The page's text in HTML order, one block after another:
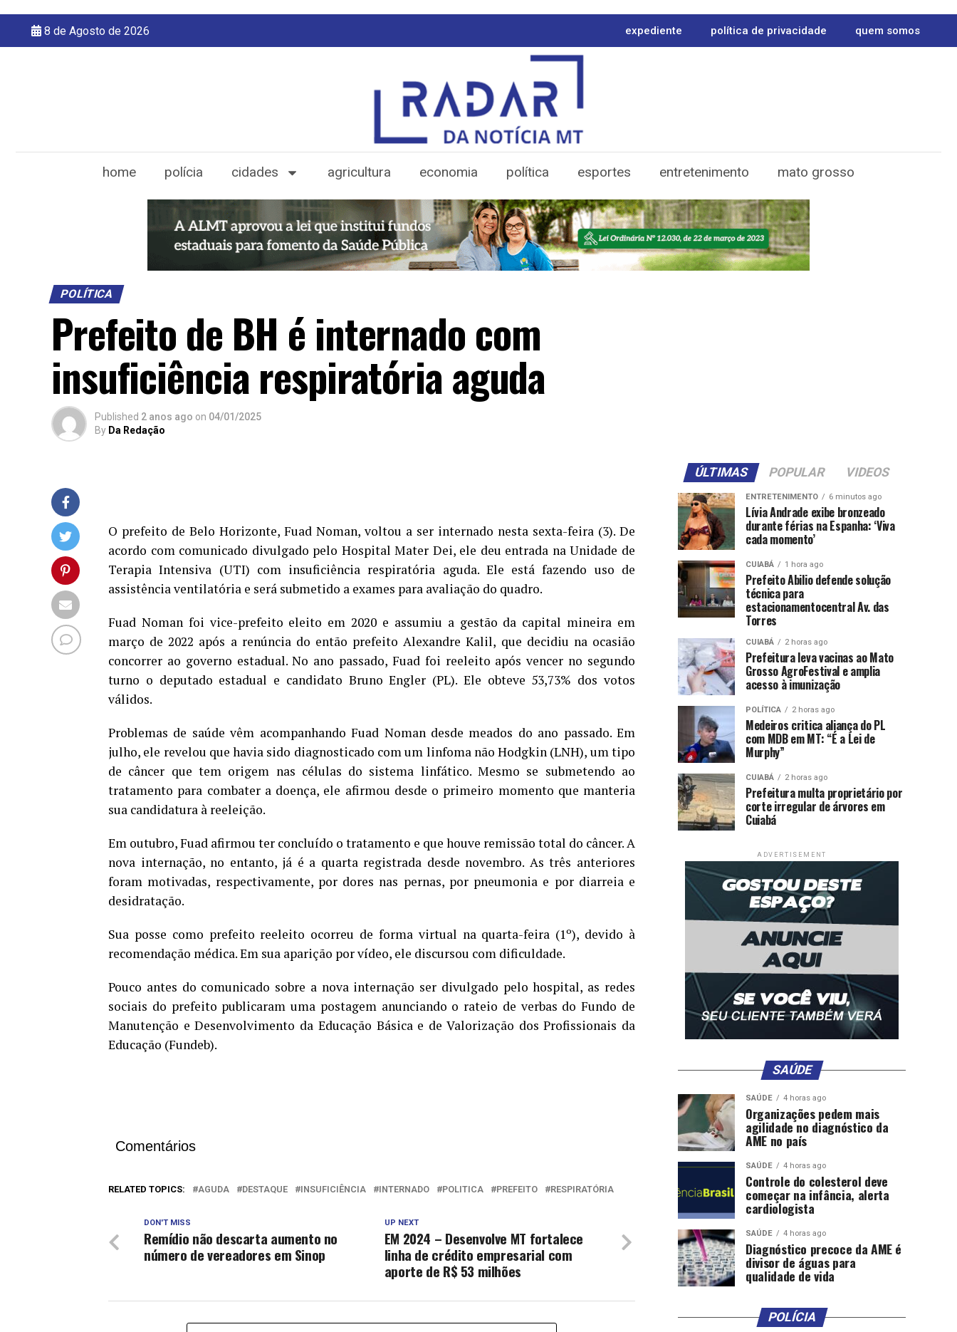
8 de Agosto de 2026 expediente política de privacidade quem somos
home polícia cidades agricultura economia política esportes entretenimento mato grosso
POLÍTICA
Prefeito de BH é internado com
insuficiência respiratória aguda
Published 2 anos ago on 04/01/2025
By Da Redação
O prefeito de Belo Horizonte, Fuad Noman, voltou a ser internado nesta sexta-feira (3). De
acordo com comunicado divulgado pelo Hospital Mater Dei, ele deu entrada na Unidade de
Terapia Intensiva (UTI) com insuficiência respiratória aguda. Ele está fazendo uso de
assistência ventilatória e será submetido a exames para avaliação do quadro.
Fuad Noman foi vice-prefeito eleito em 2020 e assumiu a gestão da capital mineira em
março de 2022 após a renúncia do então prefeito Alexandre Kalil, que decidiu na ocasião
concorrer ao governo estadual. No ano passado, Fuad foi reeleito após vencer no segundo
turno o deputado estadual e candidato Bruno Engler (PL). Ele obteve 53,73% dos votos
válidos.
Problemas de saúde vêm acompanhando Fuad Noman desde meados do ano passado. Em
julho, ele revelou que havia sido diagnosticado com um linfoma não Hodgkin (LNH), um tipo
de câncer que tem origem nas células do sistema linfático. Mesmo se submetendo ao
tratamento para combater a doença, ele afirmou desde o primeiro momento que manteria
sua candidatura à reeleição.
Em outubro, Fuad afirmou ter concluído o tratamento e que houve remissão total do câncer. A
nova internação, no entanto, já é a quarta registrada desde novembro. As três anteriores
foram motivadas, respectivamente, por dores nas pernas, por pneumonia e por diarreia e
desidratação.
Sua posse como prefeito reeleito ocorreu de forma virtual na quarta-feira (1º), devido à
recomendação médica. Em sua aparição por vídeo, ele discursou com dificuldade.
Pouco antes do comunicado sobre a nova internação ser divulgado pelo hospital, as redes
sociais do prefeito publicaram uma postagem anunciando o rateio de verbas do Fundo de
Manutenção e Desenvolvimento da Educação Básica e de Valorização dos Profissionais da
Educação (Fundeb).
Comentários
RELATED TOPICS: AGUDA DESTAQUE INSUFICIÊNCIA INTERNADO POLITICA PREFEITO RESPIRATÓRIA
UP NEXT
EM 2024 – Desenvolve MT fortalece
linha de crédito empresarial com
aporte de R$ 53 milhões
DON'T MISS
Remídio não descarta aumento no
número de vereadores em Sinop
ÚLTIMAS POPULAR VIDEOS
ENTRETENIMENTO 6 minutos ago
Lívia Andrade exibe bronzeado
durante férias na Espanha: ‘Viva
cada momento’
CUIABÁ 1 hora ago
Prefeito Abilio defende solução
técnica para
estacionamentocentral Av. das
Torres
CUIABÁ 2 horas ago
Prefeitura leva vacinas ao Mato
Grosso AgroFestival e amplia
acesso à imunização
POLÍTICA 2 horas ago
Medeiros critica aliança do PL
com MDB em MT: “É a Lei de
Murphy”
CUIABÁ 2 horas ago
Prefeitura multa proprietário por
corte irregular de árvores em
Cuiabá
ADVERTISEMENT
SAÚDE
SAÚDE 4 horas ago
Organizações pedem mais
agilidade no diagnóstico da
AME no país
SAÚDE 4 horas ago
Controle do colesterol deve
começar na infância, alerta
cardiologista
SAÚDE 4 horas ago
Diagnóstico precoce da AME é
divisor de águas para
qualidade de vida
POLÍCIA